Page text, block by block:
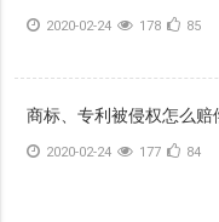
2020-02-24 178 85
商标、专利被侵权怎么赔
2020-02-24 177 84